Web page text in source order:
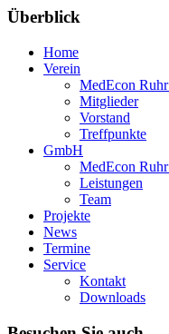
Überblick
Home
Verein
MedEcon
Mitglieder
Vorstand
Treffpunkte
GmbH
MedEcon
Leistungen
Team
Projekte
News
Termine
Service
Kontakt
Downloads